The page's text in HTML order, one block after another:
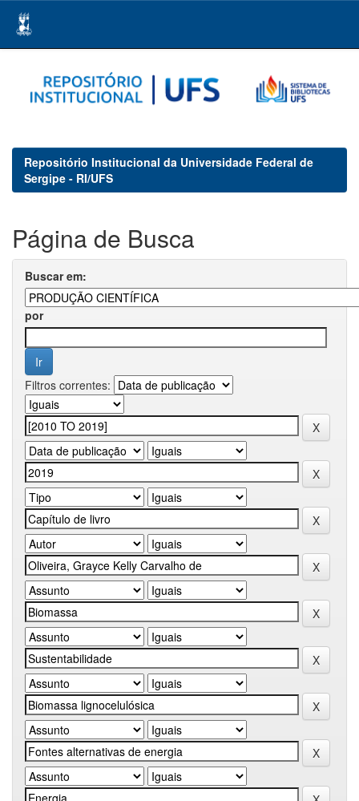
navigation
Repositório Institucional da Universidade Federal de
Sergipe - RI/UFS
Página de Busca
Buscar em:
por
Filtros correntes: